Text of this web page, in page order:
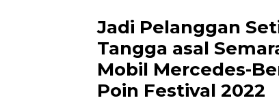
Jadi Pelanggan
Tangga asal
Mobil Mercedes-
Poin Festival 2022